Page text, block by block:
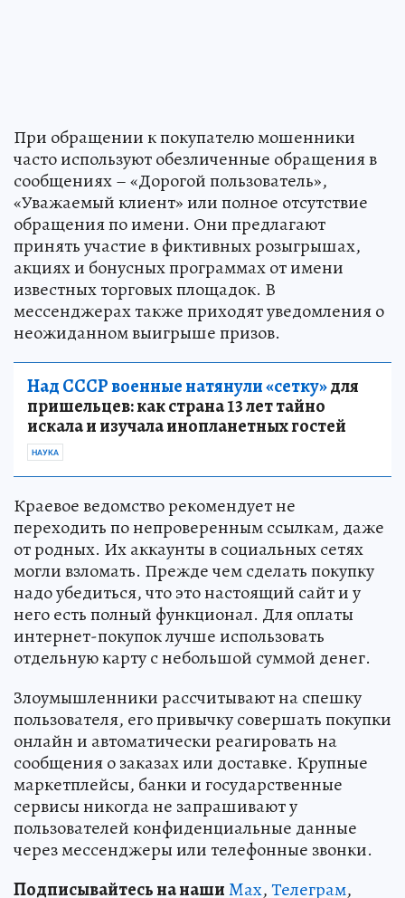
При обращении к покупателю мошенники
часто используют обезличенные обращения в
сообщениях – «Дорогой пользователь»,
«Уважаемый клиент» или полное отсутствие
обращения по имени. Они предлагают
принять участие в фиктивных розыгрышах,
акциях и бонусных программах от имени
известных торговых площадок. В
мессенджерах также приходят уведомления о
неожиданном выигрыше призов.
Над СССР военные натянули «сетку»для
пришельцев: как страна 13 лет тайно
искала и изучала инопланетных гостей
НАУКА
Краевое ведомство рекомендует не
переходить по непроверенным ссылкам, даже
от родных. Их аккаунты в социальных сетях
могли взломать. Прежде чем сделать покупку
надо убедиться, что это настоящий сайт и у
него есть полный функционал. Для оплаты
интернет-покупок лучше использовать
отдельную карту с небольшой суммой денег.
Злоумышленники рассчитывают на спешку
пользователя, его привычку совершать покупки
онлайн и автоматически реагировать на
сообщения о заказах или доставке. Крупные
маркетплейсы, банки и государственные
сервисы никогда не запрашивают у
пользователей конфиденциальные данные
через мессенджеры или телефонные звонки.
Подписывайтесь на нашиMax,Телеграм,